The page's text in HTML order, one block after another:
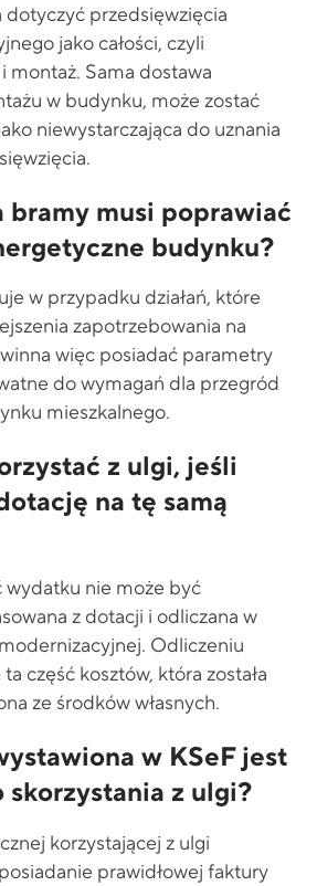
przedsięwzięcia
jako całości, czyli
montaż. Sama dostawa
w budynku, może zostać
niewystarczająca do uznania
bramy musi poprawiać
budynku?
w przypadku działań, które
zapotrzebowania na
więc posiadać parametry
do wymagań dla przegród
mieszkalnego.
z ulgi, jeśli
na tę samą
wydatku nie może być
z dotacji i odliczana w
Odliczeniu
część kosztów, która została
ze środków własnych.
w KSeF jest
skorzystania z ulgi?
korzystającej z ulgi
prawidłowej faktury